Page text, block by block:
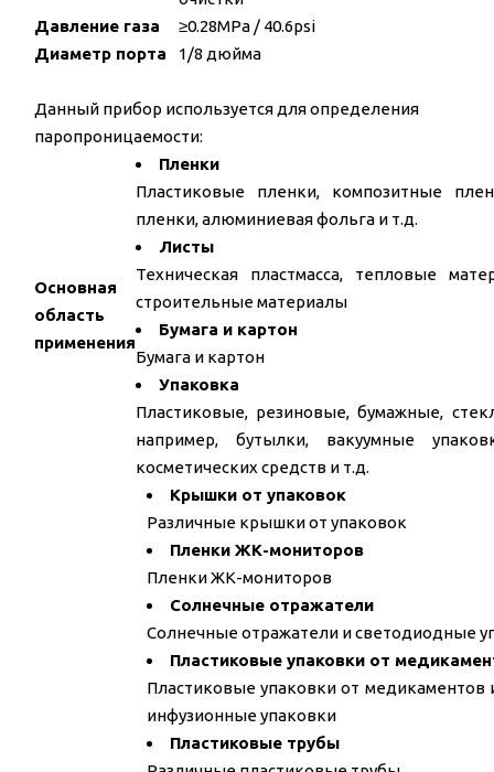
Давление газа
≥0.28MPa / 40.6psi
Диаметр порта
1/8 дюйма
Данный прибор используется для определения
паропроницаемости:
Основная
область
применения
Пленки
Пластиковые пленки, композитные
пленки, алюминиевая фольга и т.д.
Листы
Техническая пластмасса, тепловые
строительные материалы
Бумага и картон
Бумага и картон
Упаковка
Пластиковые, резиновые, бумажные,
например, бутылки, вакуумные
косметических средств и т.д.
Крышки от упаковок
Различные крышки от упаковок
Пленки ЖК-мониторов
Пленки ЖК-мониторов
Солнечные отражатели
Солнечные отражатели и светодиодные
Пластиковые упаковки от
Пластиковые упаковки от медикаментов
инфузионные упаковки
Пластиковые трубы